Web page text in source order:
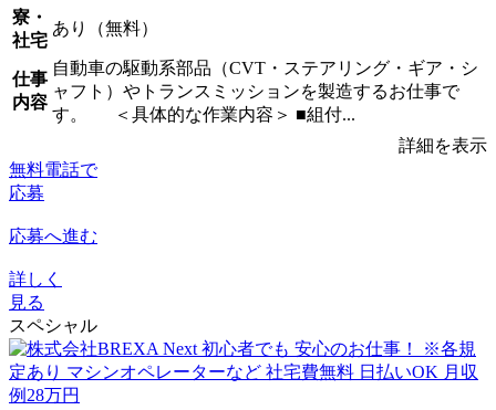
寮・
社宅
あり（無料）
仕事
内容
自動車の駆動系部品（CVT・ステアリング・ギア・シ
ャフト）やトランスミッションを製造するお仕事で
す。 ＜具体的な作業内容＞ ■組付...
詳細を表示
無料電話で
応募
応募へ進む
詳しく
見る
スペシャル